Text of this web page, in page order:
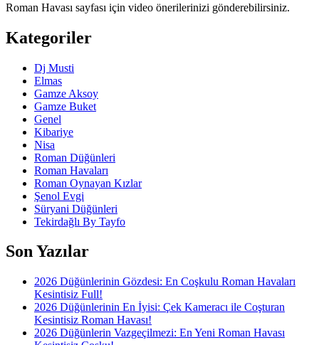
Roman Havası sayfası için video önerilerinizi gönderebilirsiniz.
Kategoriler
Dj Musti
Elmas
Gamze Aksoy
Gamze Buket
Genel
Kibariye
Nisa
Roman Düğünleri
Roman Havaları
Roman Oynayan Kızlar
Şenol Evgi
Süryani Düğünleri
Tekirdağlı By Tayfo
Son Yazılar
2026 Düğünlerinin Gözdesi: En Coşkulu Roman Havaları
Kesintisiz Full!
2026 Düğünlerinin En İyisi: Çek Kameracı ile Coşturan
Kesintisiz Roman Havası!
2026 Düğünlerin Vazgeçilmezi: En Yeni Roman Havası